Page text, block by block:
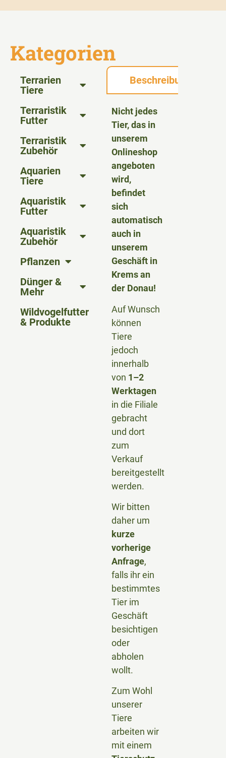
Kategorien
Terrarien
Tiere
Terraristik
Futter
Terraristik
Zubehör
Aquarien
Tiere
Aquaristik
Futter
Aquaristik
Zubehör
Pflanzen
Dünger &
Mehr
Wildvogelfutter
& Produkte
Beschreibung
Nicht jedes
Tier, das in
unserem
Onlineshop
angeboten
wird,
befindet
sich
automatisch
auch in
unserem
Geschäft in
Krems an
der Donau!
Auf Wunsch
können
Tiere
jedoch
innerhalb
von 1–2
Werktagen
in die Filiale
gebracht
und dort
zum
Verkauf
bereitgestellt
werden.
Wir bitten
daher um
kurze
vorherige
Anfrage,
falls ihr ein
bestimmtes
Tier im
Geschäft
besichtigen
oder
abholen
wollt.
Zum Wohl
unserer
Tiere
arbeiten wir
mit einem